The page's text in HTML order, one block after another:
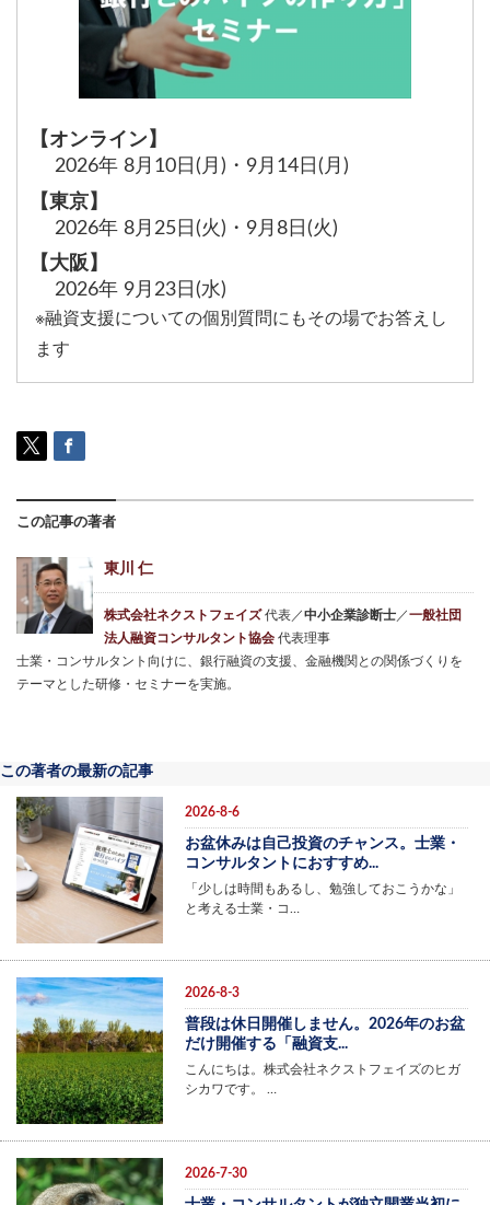
【オンライン】
2026年 8月10日(月) ・ 9月14日(月)
【東京】
2026年 8月25日(火) ・ 9月8日(火)
【大阪】
2026年 9月23日(水)
※融資支援についての個別質問にもその場でお答えし
ます
この記事の著者
東川 仁
株式会社ネクストフェイズ 代表／中小企業診断士 ／一般社団
法人融資コンサルタント協会 代表理事
士業・コンサルタント向けに、銀行融資の支援、金融機関との関係づくりを
テーマとした研修・セミナーを実施。
この著者の最新の記事
2026-8-6
お盆休みは自己投資のチャンス。士業・
コンサルタントにおすすめ...
「少しは時間もあるし、勉強しておこうかな」
と考える士業・コ…
2026-8-3
普段は休日開催しません。2026年のお盆
だけ開催する「融資支...
こんにちは。株式会社ネクストフェイズのヒガ
シカワです。 …
2026-7-30